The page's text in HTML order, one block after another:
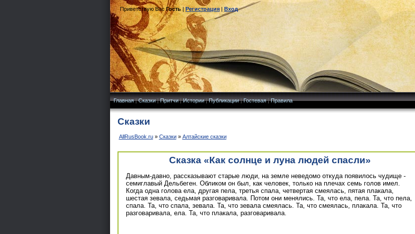
Приветствую Вас Гость|Регистрация|Вход
Главная|Сказки|Притчи|Истории|Публикации|Гостевая|Правила
Сказки
AllRusBook.ru» Сказки» Алтайские сказки
Сказка «Как солнце и луна людей спасли»
Давным-давно, рассказывают старые люди, на земле неведомо откуда появилось чудище -
семиглавый Дельбеген. Обликом он был, как человек, только на плечах семь голов имел.
Когда одна голова ела, другая пела, третья спала, четвертая смеялась, пятая плакала,
шестая зевала, седьмая разговаривала. Потом они менялись. Та, что ела, пела. Та, что пела,
спала. Та, что спала, зевала. Та, что зевала смеялась. Та, что смеялась, плакала. Та, что
разговаривала, ела. Та, что плакала, разговаривала.